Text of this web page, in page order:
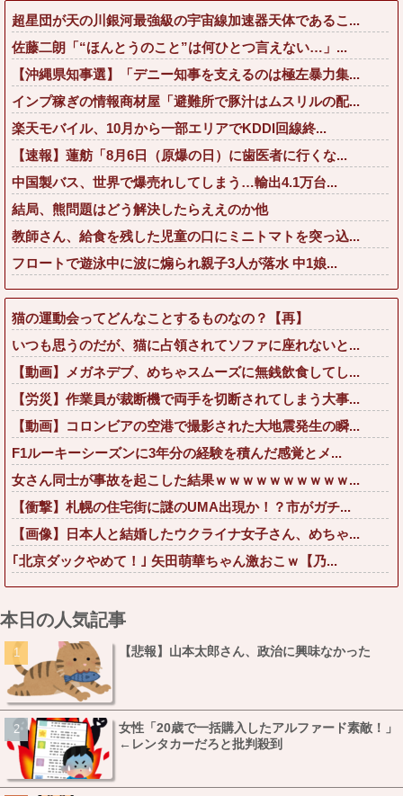
超星団が天の川銀河最強級の宇宙線加速器天体であるこ...
佐藤二朗「“ほんとうのこと”は何ひとつ言えない…」...
【沖縄県知事選】「デニー知事を支えるのは極左暴力集...
インプ稼ぎの情報商材屋「避難所で豚汁はムスリルの配...
楽天モバイル、10月から一部エリアでKDDI回線終...
【速報】蓮舫「8月6日（原爆の日）に歯医者に行くな...
中国製バス、世界で爆売れしてしまう…輸出4.1万台...
結局、熊問題はどう解決したらええのか他
教師さん、給食を残した児童の口にミニトマトを突っ込...
フロートで遊泳中に波に煽られ親子3人が落水 中1娘...
猫の運動会ってどんなことするものなの？【再】
いつも思うのだが、猫に占領されてソファに座れないと...
【動画】メガネデブ、めちゃスムーズに無銭飲食してし...
【労災】作業員が裁断機で両手を切断されてしまう大事...
【動画】コロンビアの空港で撮影された大地震発生の瞬...
F1ルーキーシーズンに3年分の経験を積んだ感覚とメ...
女さん同士が事故を起こした結果ｗｗｗｗｗｗｗｗｗｗ...
【衝撃】札幌の住宅街に謎のUMA出現か！？市がガチ...
【画像】日本人と結婚したウクライナ女子さん、めちゃ...
｢北京ダックやめて！｣ 矢田萌華ちゃん激おこｗ【乃...
本日の人気記事
【悲報】山本太郎さん、政治に興味なかった
女性「20歳で一括購入したアルファード素敵！」
←レンタカーだろと批判殺到